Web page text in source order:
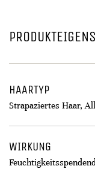
HAARTYP
Strapaziertes Haar,
WIRKUNG